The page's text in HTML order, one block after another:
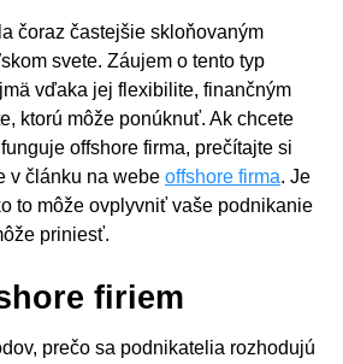
čoraz častejšie skloňovaným
svete. Záujem o tento typ
vďaka jej flexibilite, finančným
ktorú môže ponúknuť. Ak chcete
offshore firma, prečítajte si
v článku na webe offshore firma. Je
to môže ovplyvniť vaše podnikanie
priniesť.
firiem
prečo sa podnikatelia rozhodujú